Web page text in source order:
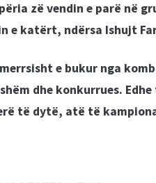
zë vendin e parë në
e katërt, ndërsa Ishujt
e bukur nga
dhe konkurrues.
të dytë, atë të